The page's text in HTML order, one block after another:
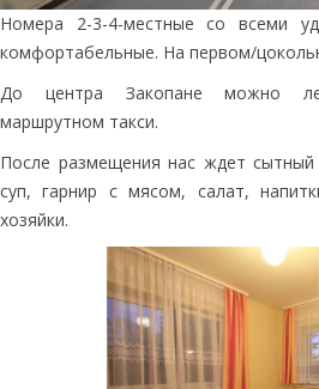
Номера 2-3-4-местные со всеми
комфортабельные. На первом/
До центра Закопане можно
маршрутном такси.
После размещения нас ждет
суп, гарнир с мясом, салат,
хозяйки.